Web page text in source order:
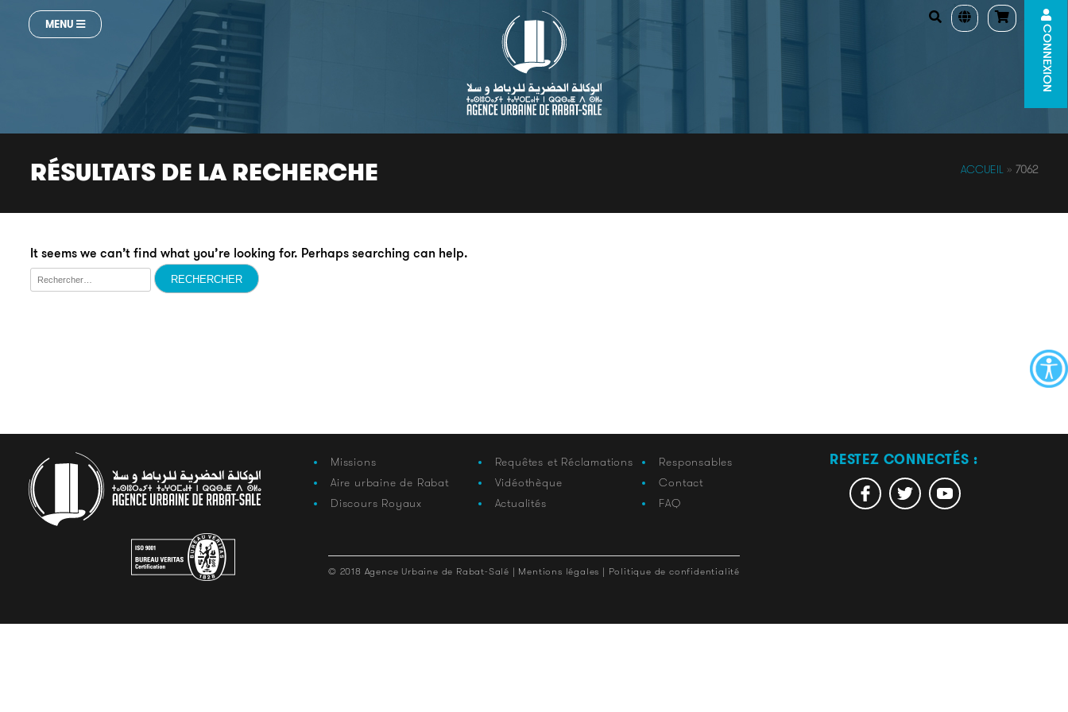
MENU CONNEXION
RÉSULTATS DE LA RECHERCHE ACCUEIL» 7062
It seems we can’t find what you’re looking for. Perhaps searching can help.
Rechercher :
Missions
Aire urbaine de Rabat
Discours Royaux
Requêtes et Réclamations
Vidéothèque
Actualités
Responsables
Contact
FAQ
RESTEZ CONNECTÉS :
© 2018 Agence Urbaine de Rabat-Salé | Mentions légales | Politique de confidentialité